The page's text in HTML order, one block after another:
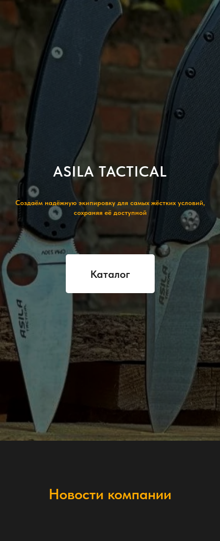
ASILA TACTICAL
Создаём надёжную экипировку для самых жёстких условий,
сохраняя её доступной
Каталог
Новости компании